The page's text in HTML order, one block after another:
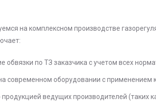
на комплексном производстве
обвязки по ТЗ заказчика с учетом всех
современном оборудовании с
ведущих производителей (таких